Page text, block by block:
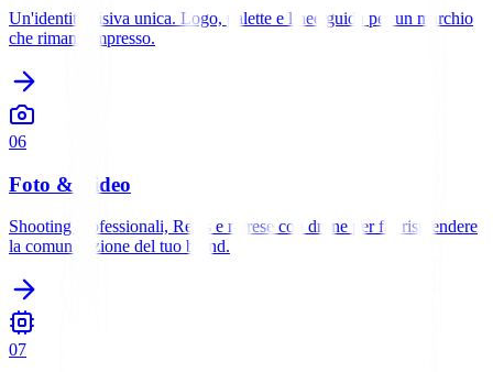
Un'identità visiva unica. Logo, palette e linee guida per un marchio
che rimane impresso.
06
Foto & Video
Shooting professionali, Reels e riprese con drone per far risplendere
la comunicazione del tuo brand.
07